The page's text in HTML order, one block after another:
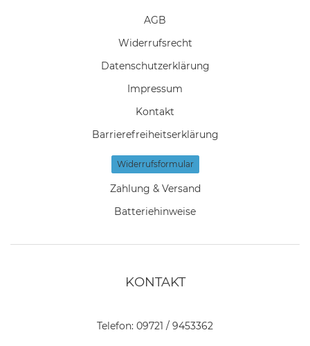
AGB
Widerrufs­recht
Daten­schutz­erklärung
Impressum
Kontakt
Barrierefreiheitserklärung
Widerrufs­formular
Zahlung & Versand
Batteriehinweise
KONTAKT
Telefon: 09721 / 9453362